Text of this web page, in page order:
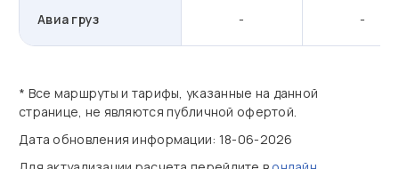
Авиа груз - -
* Все маршруты и тарифы, указанные на данной
странице, не являются публичной офертой.
Дата обновления информации: 18-06-2026